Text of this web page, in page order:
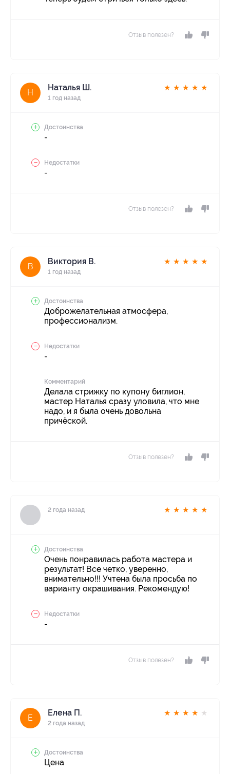
Отзыв полезен?
Н
Наталья Ш.
1 год назад
★ ★ ★ ★ ★
Достоинства
-
Недостатки
-
Отзыв полезен?
В
Виктория В.
1 год назад
★ ★ ★ ★ ★
Достоинства
Доброжелательная атмосфера,
профессионализм.
Недостатки
-
Комментарий
Делала стрижку по купону биглион,
мастер Наталья сразу уловила, что мне
надо, и я была очень довольна
причёской.
Отзыв полезен?
2 года назад ★ ★ ★ ★ ★
Достоинства
Очень понравилась работа мастера и
результат! Все четко, уверенно,
внимательно!!! Учтена была просьба по
варианту окрашивания. Рекомендую!
Недостатки
-
Отзыв полезен?
Е
Елена П.
2 года назад
★ ★ ★ ★ ★
Достоинства
Цена